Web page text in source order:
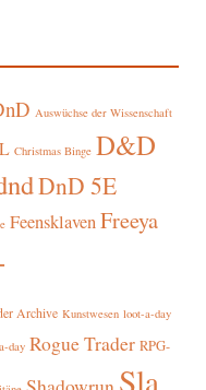
Auswüchse der Wissenschaft
Christmas Binge D&D
DnD 5E
FeensklavenFreeya
Archive Kunstwesen loot-a-day
day Rogue Trader RPG-
Sla